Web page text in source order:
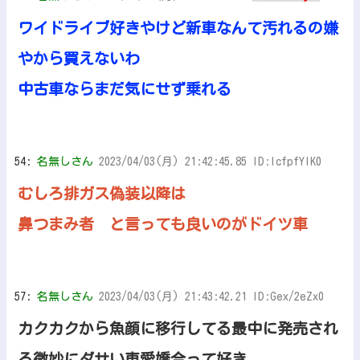
ワイドライブ好きやけど新車なんて汚れるの嫌
やから買えないわ
中古車ならまだ気にせず乗れる
54: 名無しさん 2023/04/03(月) 21:42:45.85 ID:lcfpfYIK0
むしろ排ガス偽装以降は
鼻つまみ者 と言っても良いのがドイツ車
57: 名無しさん 2023/04/03(月) 21:43:42.21 ID:Gex/2eZx0
カクカクから魚顔に移行してる最中に発売され